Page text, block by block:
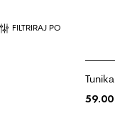
FILTRIRAJ PO
59.00